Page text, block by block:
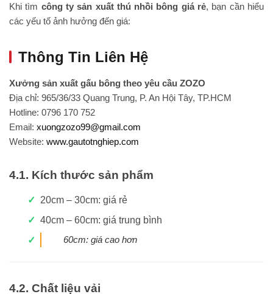
Khi tìm công ty sản xuất thú nhồi bông giá rẻ, bạn cần hiểu
các yếu tố ảnh hưởng đến giá:
Thông Tin Liên Hệ
Xưởng sản xuất gấu bông theo yêu cầu ZOZO
Địa chỉ: 965/36/33 Quang Trung, P. An Hội Tây, TP.HCM
Hotline: 0796 170 752
Email: xuongzozo99@gmail.com
Website: www.gautotnghiep.com
4.1. Kích thước sản phẩm
20cm – 30cm: giá rẻ
40cm – 60cm: giá trung bình
60cm: giá cao hơn
4.2. Chất liệu vải